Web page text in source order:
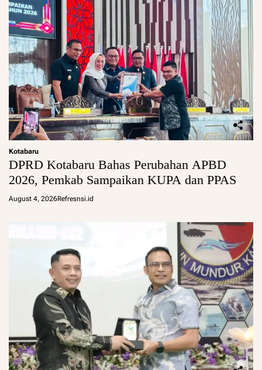
Kotabaru
DPRD Kotabaru Bahas Perubahan APBD
2026, Pemkab Sampaikan KUPA dan PPAS
August 4, 2026Refresnsi.id